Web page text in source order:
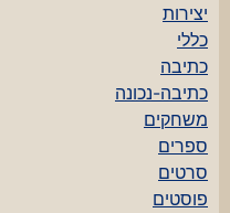
יצירות
כללי
כתיבה
כתיבה-נכונה
משחקים
ספרים
סרטים
פוסטים